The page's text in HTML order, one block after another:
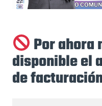
Por ahora
disponible el
de